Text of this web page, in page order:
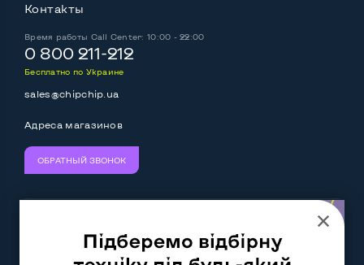
Контакты
Время работы Call Center: 10:00 - 22:00
0 800 211-212
Бесплатно по Украине
sales@chipchip.ua
Адреса магазинов
ОБРАТНЫЙ ЗВОНОК
Следите за нами: